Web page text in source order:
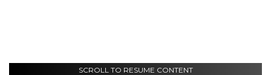
SCROLL TO RESUME CONTENT